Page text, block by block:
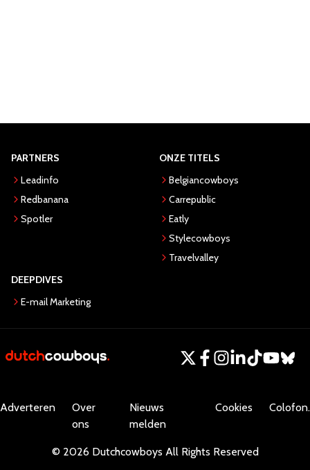
PARTNERS
Leadinfo
Redbanana
Spotler
ONZE TITELS
Belgiancowboys
Carrepublic
Eatly
Stylecowboys
Travelvalley
DEEPDIVES
E-mail Marketing
Adverteren
Over
ons
Nieuws
melden
Cookies Colofon.
© 2026 Dutchcowboys All Rights Reserved